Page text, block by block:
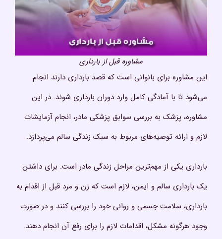
مشاوره قبل از بارداری
این مشاوره برای بانوانی است که قصد بارداری دارند انجام
می‌شود تا با آمادگی کامل وارد دوران بارداری شوند. در این
مشاوره، پزشک به بررسی سوابق پزشکی مادر، انجام آزمایشات
لازم و ارائه توصیه‌های مربوط به سبک زندگی سالم می‌پردازد.
بارداری یکی از مهم‌ترین مراحل زندگی مادر است. برای داشتن
یک بارداری سالم و ایمن، لازم است که زن و مرد قبل از اقدام به
بارداری، سلامت جسمی و روانی خود را بررسی کنند و در صورت
وجود هرگونه مشکل، اقدامات لازم را برای رفع آن انجام دهند.